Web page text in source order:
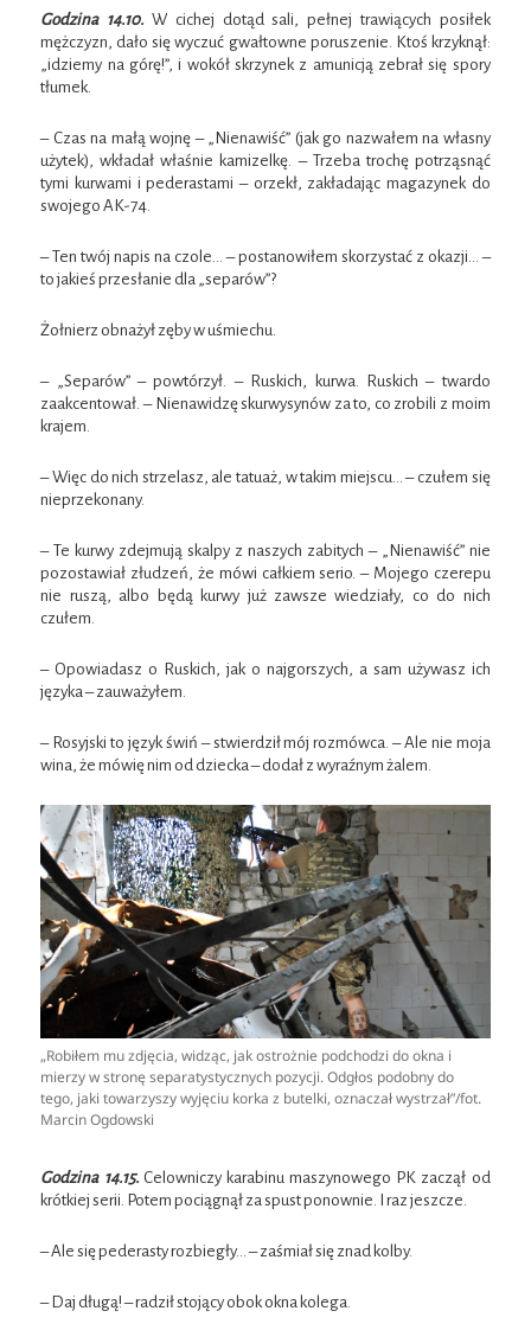
Godzina 14.10. W cichej dotąd sali, pełnej trawiących posiłek
mężczyzn, dało się wyczuć gwałtowne poruszenie. Ktoś krzyknął:
„idziemy na górę!”, i wokół skrzynek z amunicją zebrał się spory
tłumek.
– Czas na małą wojnę – „Nienawiść” (jak go nazwałem na własny
użytek), wkładał właśnie kamizelkę. – Trzeba trochę potrząsnąć
tymi kurwami i pederastami – orzekł, zakładając magazynek do
swojego AK-74.
– Ten twój napis na czole… – postanowiłem skorzystać z okazji… –
to jakieś przesłanie dla „separów”?
Żołnierz obnażył zęby w uśmiechu.
– „Separów” – powtórzył. – Ruskich, kurwa. Ruskich – twardo
zaakcentował. – Nienawidzę skurwysynów za to, co zrobili z moim
krajem.
– Więc do nich strzelasz, ale tatuaż, w takim miejscu… – czułem się
nieprzekonany.
– Te kurwy zdejmują skalpy z naszych zabitych – „Nienawiść” nie
pozostawiał złudzeń, że mówi całkiem serio. – Mojego czerepu
nie ruszą, albo będą kurwy już zawsze wiedziały, co do nich
czułem.
– Opowiadasz o Ruskich, jak o najgorszych, a sam używasz ich
języka – zauważyłem.
– Rosyjski to język świń – stwierdził mój rozmówca. – Ale nie moja
wina, że mówię nim od dziecka – dodał z wyraźnym żalem.
„Robiłem mu zdjęcia, widząc, jak ostrożnie podchodzi do okna i
mierzy w stronę separatystycznych pozycji. Odgłos podobny do
tego, jaki towarzyszy wyjęciu korka z butelki, oznaczał wystrzał”/fot.
Marcin Ogdowski
Godzina 14.15.Celowniczy karabinu maszynowego PK zaczął od
krótkiej serii. Potem pociągnął za spust ponownie. I raz jeszcze.
– Ale się pederasty rozbiegły… – zaśmiał się znad kolby.
– Daj długą! – radził stojący obok okna kolega.